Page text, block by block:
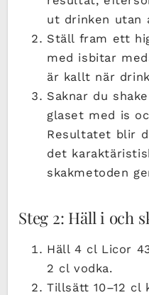
ut drinken utan
Ställ fram ett
med isbitar
är kallt när
Saknar du
glaset med is
Resultatet blir
det
skakmetoden
Steg 2: Häll i och
Häll 4 cl Licor
2 cl vodka.
Tillsätt 10–12 cl